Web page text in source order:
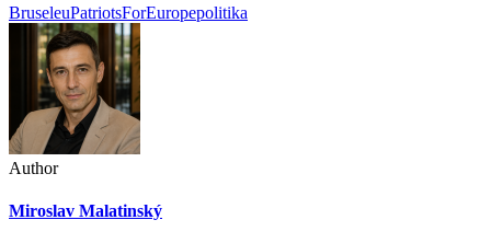
BruseleuPatriotsForEuropepolitika
Author
Miroslav Malatinský